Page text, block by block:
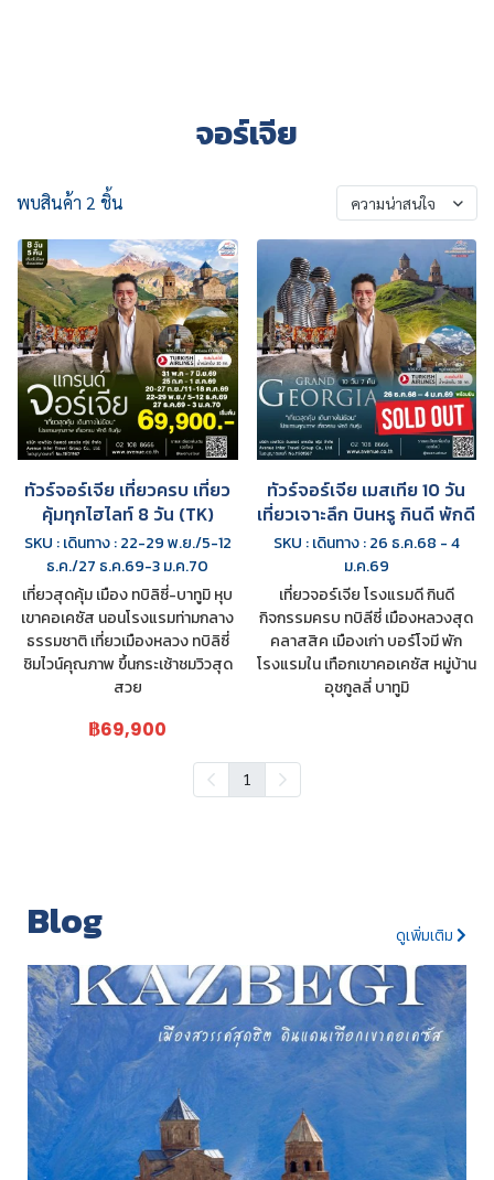
จอร์เจีย
พบสินค้า 2 ชิ้น ความน่าสนใจ
ทัวร์จอร์เจีย เที่ยวครบ เที่ยว
คุ้มทุกไฮไลท์ 8 วัน (TK)
SKU : เดินทาง : 22-29 พ.ย./5-12
ธ.ค./27 ธ.ค.69-3 ม.ค.70
เที่ยวสุดคุ้ม เมือง ทบิลิซี่-บาทูมิ หุบ
เขาคอเคซัส นอนโรงแรมท่ามกลาง
ธรรมชาติ เที่ยวเมืองหลวง ทบิลิซี่
ชิมไวน์คุณภาพ ขึ้นกระเช้าชมวิวสุด
สวย
฿69,900
ทัวร์จอร์เจีย เมสเทีย 10 วัน
เที่ยวเจาะลึก บินหรู กินดี พักดี
SKU : เดินทาง : 26 ธ.ค.68 - 4
ม.ค.69
เที่ยวจอร์เจีย โรงแรมดี กินดี
กิจกรรมครบ ทบิลีซี่ เมืองหลวงสุด
คลาสสิค เมืองเก่า บอร์โจมี พัก
โรงแรมใน เทือกเขาคอเคซัส หมู่บ้าน
อุชกูลลี่ บาทูมิ
1
Blog ดูเพิ่มเติม